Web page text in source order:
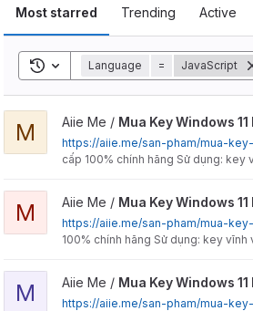
Most starred Trending Active
Toggle search history
Language = JavaScript
View Mua Key Windows 11 Pro – Phiên
M Aiie Me / Mua Key Windows
https://aiie.me/san-pham/mua-
cấp 100% chính hãng Sử dụng:
View Mua Key Windows 11 Pro Bản
M Aiie Me / Mua Key Windows
https://aiie.me/san-pham/mua-
100% chính hãng Sử dụng: key
View Mua Key Windows 11 Pro Bản
M Aiie Me / Mua Key Windows
https://aiie.me/san-pham/mua-